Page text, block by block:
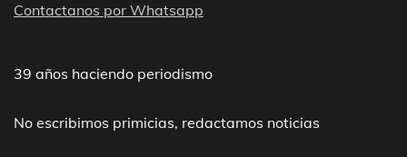
Contactanos por Whatsapp
39 años haciendo periodismo
No escribimos primicias, redactamos noticias